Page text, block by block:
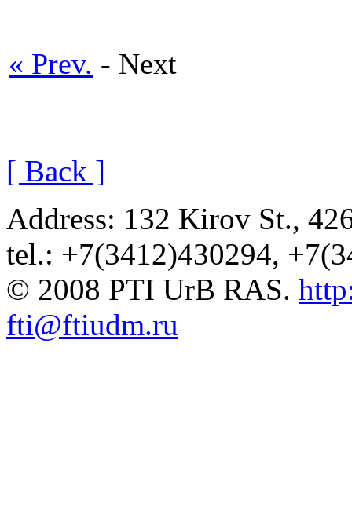
« Prev. - Next
[ Back ]
Address: 132 Kirov St.,
tel.: +7(3412)430294,
© 2008 PTI UrB RAS.
fti@ftiudm.ru